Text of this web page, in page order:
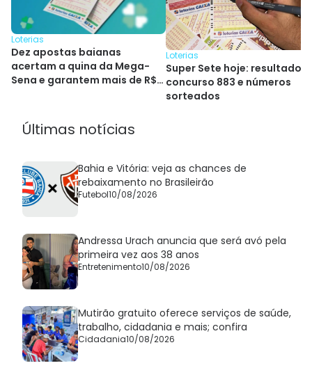
Loterias
Dez apostas baianas
acertam a quina da Mega-
Sena e garantem mais de R$
Loterias
Super Sete hoje: resultado
concurso 883 e números
sorteados
Últimas notícias
Bahia e Vitória: veja as chances de
rebaixamento no Brasileirão
Futebol10/08/2026
Andressa Urach anuncia que será avó pela
primeira vez aos 38 anos
Entretenimento10/08/2026
Mutirão gratuito oferece serviços de saúde,
trabalho, cidadania e mais; confira
Cidadania10/08/2026